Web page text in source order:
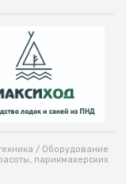
/ Оборудование
парикмахерских